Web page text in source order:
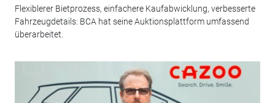
Flexiblerer Bietprozess, einfachere Kaufabwicklung, verbesserte
Fahrzeugdetails: BCA hat seine Auktionsplattform umfassend
überarbeitet.